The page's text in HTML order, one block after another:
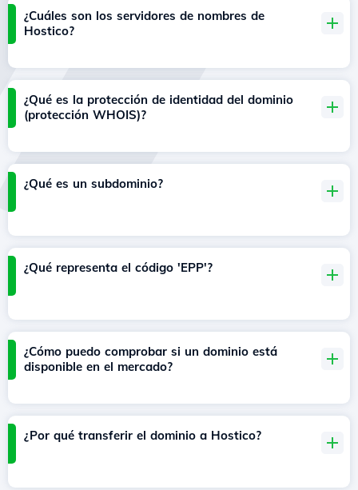
¿Cuáles son los servidores de nombres de
Hostico?
¿Qué es la protección de identidad del dominio
(protección WHOIS)?
¿Qué es un subdominio?
¿Qué representa el código 'EPP'?
¿Cómo puedo comprobar si un dominio está
disponible en el mercado?
¿Por qué transferir el dominio a Hostico?